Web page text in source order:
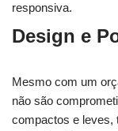
responsiva.
Design e
Mesmo com um
não são
compactos e leves,